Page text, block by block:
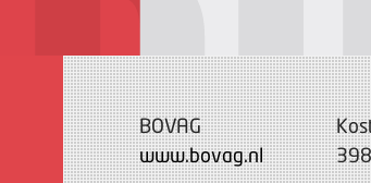
BOVAG
www.bovag.nl